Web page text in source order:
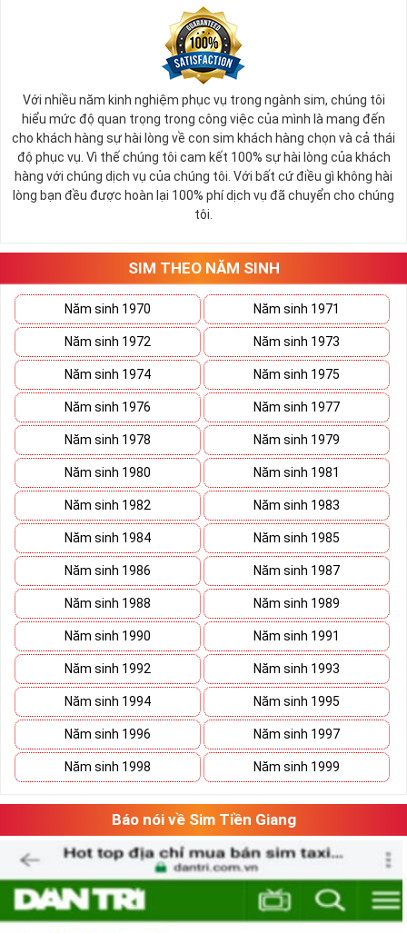
Với nhiều năm kinh nghiệm phục vụ trong ngành sim, chúng tôi
hiểu mức độ quan trọng trong công việc của mình là mang đến
cho khách hàng sự hài lòng về con sim khách hàng chọn và cả thái
độ phục vụ. Vì thế chúng tôi cam kết 100% sự hài lòng của khách
hàng với chúng dịch vụ của chúng tôi. Với bất cứ điều gì không hài
lòng bạn đều được hoàn lại 100% phí dịch vụ đã chuyển cho chúng
tôi.
SIM THEO NĂM SINH
Năm sinh 1970 Năm sinh 1971
Năm sinh 1972 Năm sinh 1973
Năm sinh 1974 Năm sinh 1975
Năm sinh 1976 Năm sinh 1977
Năm sinh 1978 Năm sinh 1979
Năm sinh 1980 Năm sinh 1981
Năm sinh 1982 Năm sinh 1983
Năm sinh 1984 Năm sinh 1985
Năm sinh 1986 Năm sinh 1987
Năm sinh 1988 Năm sinh 1989
Năm sinh 1990 Năm sinh 1991
Năm sinh 1992 Năm sinh 1993
Năm sinh 1994 Năm sinh 1995
Năm sinh 1996 Năm sinh 1997
Năm sinh 1998 Năm sinh 1999
Báo nói về Sim Tiền Giang